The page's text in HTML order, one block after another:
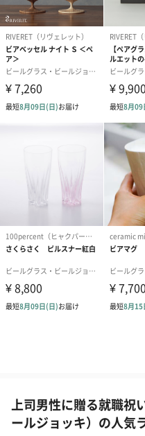
上司男性に贈る就職祝
ールジョッキ）の人気